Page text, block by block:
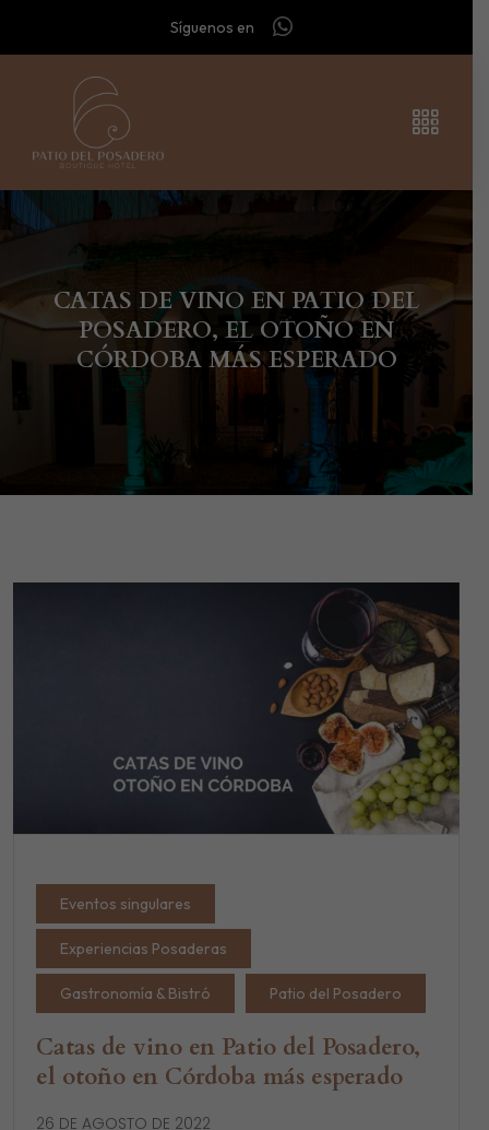
Síguenos en
CATAS DE VINO EN PATIO DEL
POSADERO, EL OTOÑO EN
CÓRDOBA MÁS ESPERADO
Eventos singulares
Experiencias Posaderas
Gastronomía & Bistró Patio del Posadero
Catas de vino en Patio del Posadero,
el otoño en Córdoba más esperado
26 DE AGOSTO DE 2022